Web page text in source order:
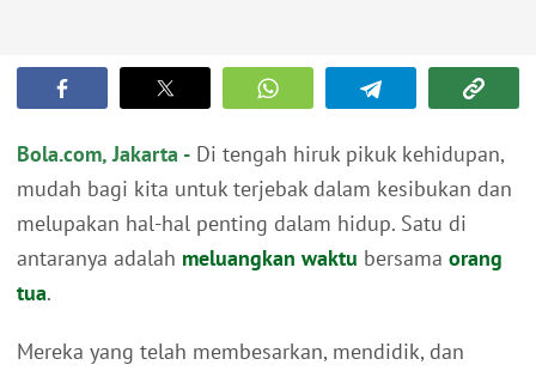
Bola.com, Jakarta - Di tengah hiruk pikuk kehidupan,
mudah bagi kita untuk terjebak dalam kesibukan dan
melupakan hal-hal penting dalam hidup. Satu di
antaranya adalah meluangkan waktu bersama orang
tua.
Mereka yang telah membesarkan, mendidik, dan